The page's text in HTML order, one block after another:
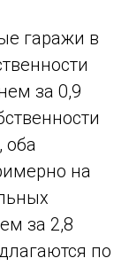
гаражи в
за 0,9
оба
на
за 2,8
по